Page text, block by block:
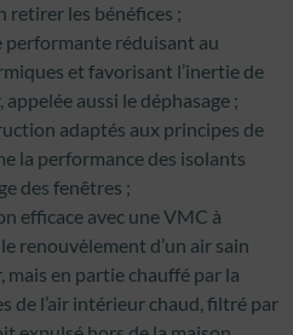
retirer les bénéfices ;
réduisant au
et favorisant l’inertie de
aussi le déphasage ;
adaptés aux principes de
la performance des isolants
des fenêtres ;
efficace avec une VMC à
renouvèlement d’un air sain
mais en partie chauffé par la
de l’air intérieur chaud, filtré par